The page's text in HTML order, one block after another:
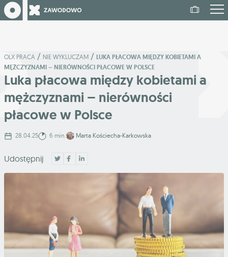
OLX PRACA / NIE WYKLUCZAM / LUKA PŁACOWA MIĘDZY KOBIETAMI A
MĘŻCZYZNAMI – NIERÓWNOŚCI PŁACOWE W POLSCE
Luka płacowa między kobietami a
mężczyznami – nierówności
płacowe w Polsce
28.04.25 6 min. Marta Kościecha-Karkowska
Udostępnij